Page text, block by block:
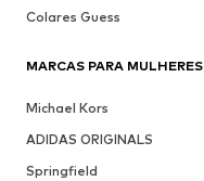
Colares Guess
MARCAS PARA MULHERES
Michael Kors
ADIDAS ORIGINALS
Springfield